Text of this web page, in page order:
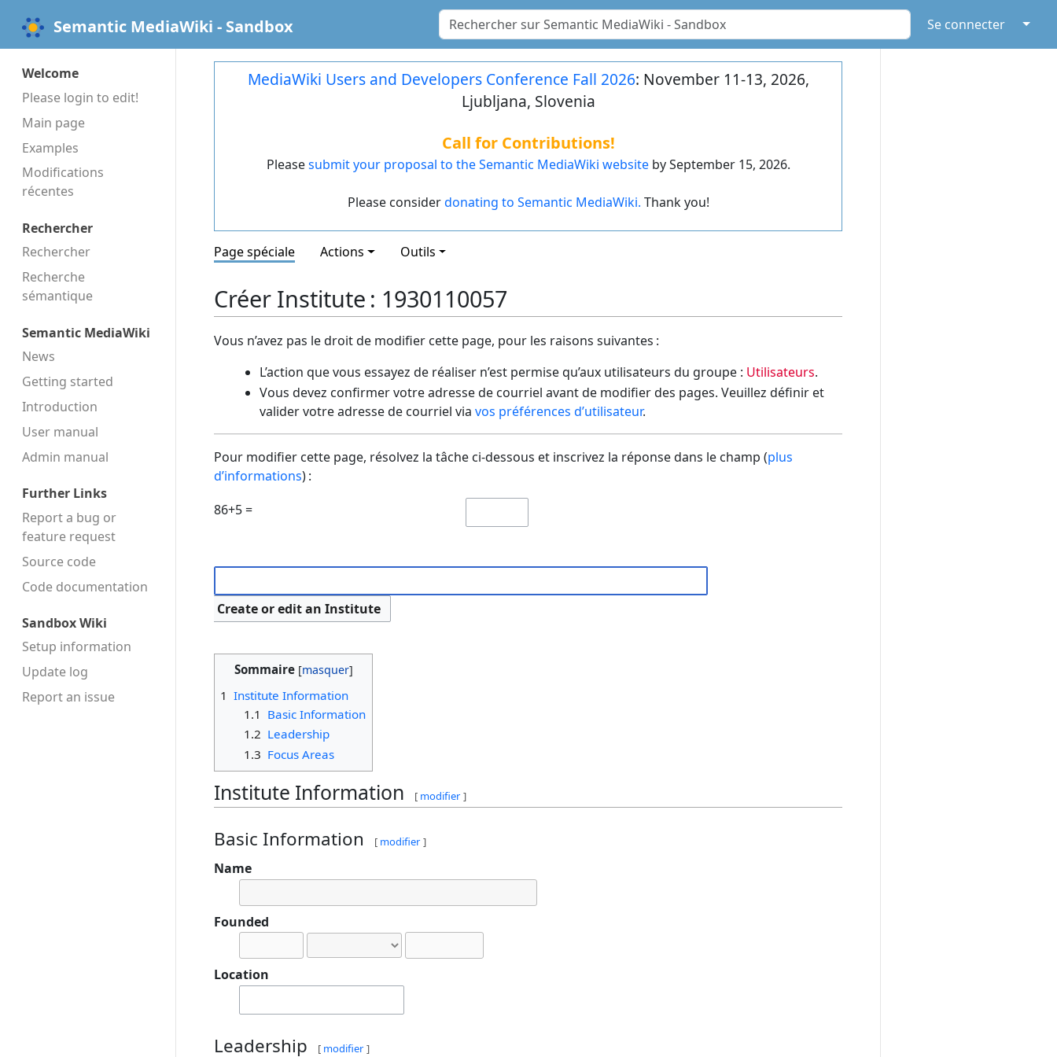
Semantic MediaWiki - Sandbox Se connecter ↓
Welcome
Please login to edit!
Main page
Examples
Modifications
récentes
Rechercher
Rechercher
Recherche
sémantique
Semantic MediaWiki
News
Getting started
Introduction
User manual
Admin manual
Further Links
Report a bug or
feature request
Source code
Code docu­mentation
Sandbox Wiki
Setup information
Update log
Report an issue
MediaWiki Users and Developers Conference Fall 2026: November 11-13, 2026,
Ljubljana, Slovenia
Call for Contributions!
Pleasesubmit your proposal to the Semantic MediaWiki websiteby September 15, 2026.
Please considerdonating to Semantic MediaWiki. Thank you!
Page spéciale Actions Outils
Créer Institute : 1930110057
Vous n’avez pas le droit de modifier cette page, pour les raisons suivantes :
L’action que vous essayez de réaliser n’est permise qu’aux utilisateurs du groupe : Utilisateurs.
Vous devez confirmer votre adresse de courriel avant de modifier des pages. Veuillez définir et
valider votre adresse de courriel via vos préférences d’utilisateur.
Pour modifier cette page, résolvez la tâche ci-dessous et inscrivez la réponse dans le champ (plus
d’informations) :
86+5 =
Create or edit an Institute
Sommaire
1 Institute Information
1.1 Basic Information
1.2 Leadership
1.3 Focus Areas
Institute Information [ modifier ]
Basic Information [ modifier ]
Name
Founded
Location
Leadership [ modifier ]